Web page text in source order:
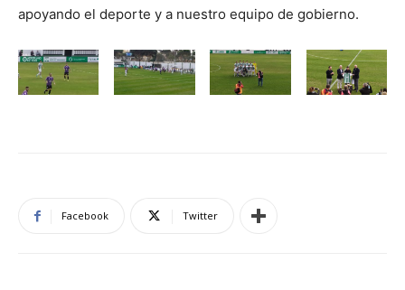
apoyando el deporte y a nuestro equipo de gobierno.
Facebook Twitter